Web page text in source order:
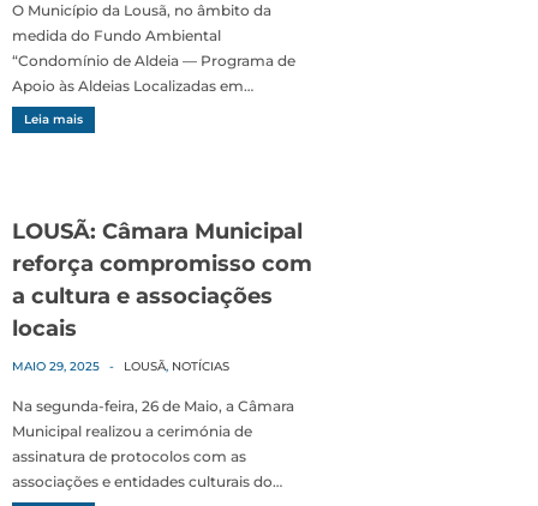
O Município da Lousã, no âmbito da
medida do Fundo Ambiental
“Condomínio de Aldeia — Programa de
Apoio às Aldeias Localizadas em…
Leia mais
LOUSÃ: Câmara Municipal
reforça compromisso com
a cultura e associações
locais
MAIO 29, 2025 - LOUSÃ, NOTÍCIAS
Na segunda-feira, 26 de Maio, a Câmara
Municipal realizou a cerimónia de
assinatura de protocolos com as
associações e entidades culturais do…